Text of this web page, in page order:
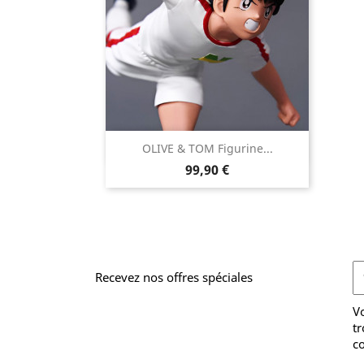
OLIVE & TOM Figurine...
Prix
99,90 €
 Aperçu rapide
Recevez nos offres spéciales